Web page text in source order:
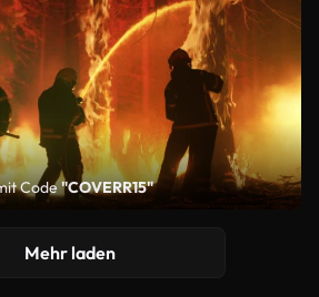
Code"COVERR15"
Mehr laden